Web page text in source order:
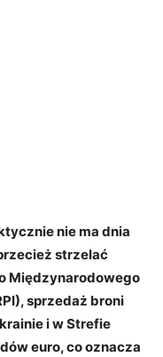
nie ma dnia
strzelać
Międzynarodowego
sprzedaż broni
i w Strefie
euro, co oznacza